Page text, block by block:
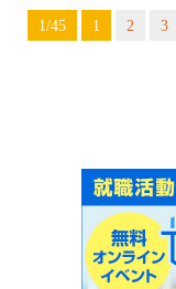
1/45 1 2 3